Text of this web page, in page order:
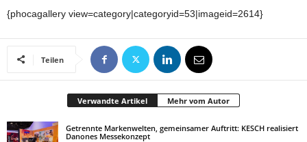
{phocagallery view=category|categoryid=53|imageid=2614}
Teilen
Verwandte Artikel Mehr vom Autor
Getrennte Markenwelten, gemeinsamer Auftritt: KESCH realisiert
Danones Messekonzept